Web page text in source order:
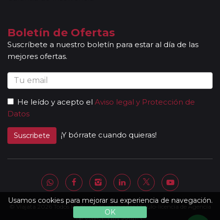
Usamos cookies para mejorar su experiencia de navegación.
OK
viaje, se aceptan reservas a compartir solamente si la
duración del sector es de al menos 7 noches de hotel.
Mayores de 65 años:las personas mayores de 65 años se
beneficiarán de un descuento del 5% en todos los viajes
programados en temporada baja y durante todo el año en
los circuitos marcados con el símbolo "pasajero club".
importe alguno sin tener derecho a servicio alguno
(atención, el seguro tampoco está incluido). Los padres
abonarán directamente los servicios que pudieran precisar y
requieran (cuna, etc.). * De 3 a 8 años: Se les ofrece un
ofrece un descuento del 10 % en el valor del viaje (no valido
para grupos).
Otras notas a tener en cuenta:
Todas nuestras rutas, independientemente del
Boletín de Ofertas
Suscríbete a nuestro boletín para estar al día de las
mejores ofertas.
He leído y acepto el Aviso legal y Protección de
Datos
Suscribete ¡Y bórrate cuando quieras!
© Viajata 2026 Todos los derechos reservados | Título-licencia de Agencia
de Viajes C.I.AN 18841-3.